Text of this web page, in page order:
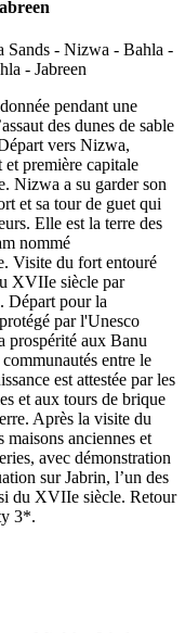
pendant une
des dunes de sable
vers Nizwa,
première capitale
Nizwa a su garder son
et sa tour de guet qui
Elle est la terre des
nommé
Visite du fort entouré
XVIIe siècle par
Départ pour la
par l'Unesco
prospérité aux Banu
entre le
est attestée par les
et aux tours de brique
Après la visite du
maisons anciennes et
avec démonstration
sur Jabrin, l’un des
du XVIIe siècle. Retour
3*.